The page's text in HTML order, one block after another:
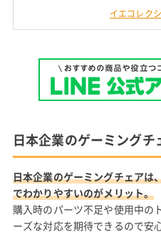
イエコレク
日本企業のゲーミングチ
日本企業のゲーミングチェアは
でわかりやすいのがメリット。
購入時のパーツ不足や使用中の
ーズな対応を期待できるので安